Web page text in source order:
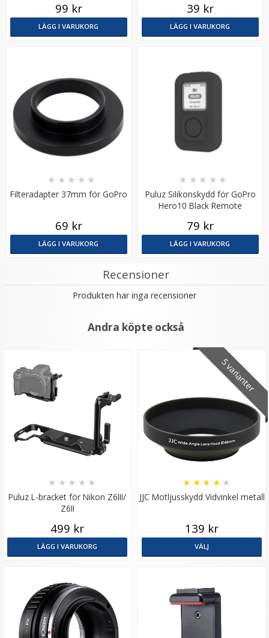
★★ ★★
Objektivlock för GoPro Hero13 black
★★★★★
39 kr
LÄGG I VARUKORG
99 kr
LÄGG I VARUKORG
39 kr
LÄGG I VARUKORG
Filteradapter 37mm för GoPro
★ ★ ★ ★ ★
69 kr
LÄGG I VARUKORG
Puluz Silikonskydd för GoPro
Hero10 Black Remote
★ ★ ★ ★ ★
79 kr
LÄGG I VARUKORG
Recensioner
Produkten har inga recensioner
Andra köpte också
Puluz L-bracket för Nikon Z6III/
Z6II
★ ★ ★ ★ ★
499 kr
LÄGG I VARUKORG
5 varianter
JJC Motljusskydd Vidvinkel metall
★ ★ ★ ★ ★
139 kr
VÄLJ